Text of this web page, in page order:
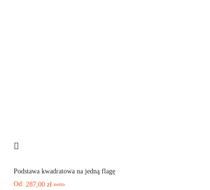
Podstawa kwadratowa na jedną flagę
Od: 287,00 zł netto